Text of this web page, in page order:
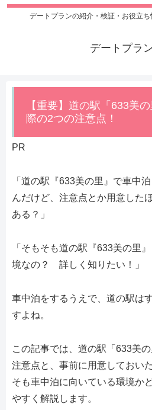
デートプランの紹介・検証・お役立
デートプラ
【重要】道の駅「633美
際の2つの注意点！
PR
「道の駅『633美の里』で車中
んだけど、注意点とか用意した
ある？」
「そもそも道の駅『633美の里
境なの？ 詳しく知りたい！」
車中泊をするうえで、道の駅は
すよね。
この記事では、道の駅「633美
注意点と、事前に用意しておい
そも車中泊に向いている環境か
やすく解説します。